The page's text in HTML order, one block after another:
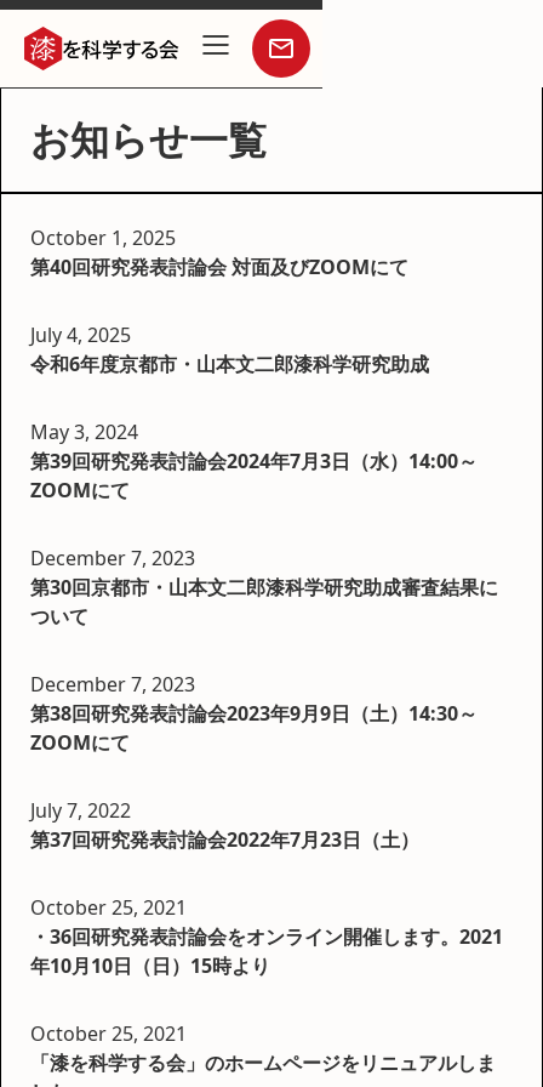
お知らせ一覧
October 1, 2025
第40回研究発表討論会 対面及びZOOMにて
July 4, 2025
令和6年度京都市・山本文二郎漆科学研究助成
May 3, 2024
第39回研究発表討論会2024年7月3日（水）14:00～
ZOOMにて
December 7, 2023
第30回京都市・山本文二郎漆科学研究助成審査結果に
ついて
December 7, 2023
第38回研究発表討論会2023年9月9日（土）14:30～
ZOOMにて
July 7, 2022
第37回研究発表討論会2022年7月23日（土）
October 25, 2021
・36回研究発表討論会をオンライン開催します。2021
年10月10日（日）15時より
October 25, 2021
「漆を科学する会」のホームページをリニュアルしま